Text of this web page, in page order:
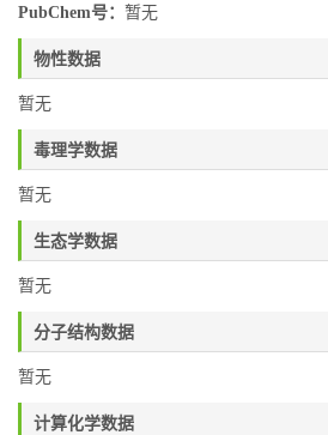
PubChem号： 暂无
物性数据
暂无
毒理学数据
暂无
生态学数据
暂无
分子结构数据
暂无
计算化学数据